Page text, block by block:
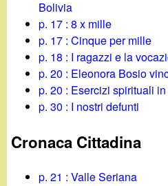
Bolivia
p. 17 : 8 x mille
p. 17 : Cinque per mille
p. 18 : I ragazzi e la
p. 20 : Eleonora Bosio
p. 20 : Esercizi spirituali
p. 30 : I nostri defunti
Cronaca Cittadina
p. 21 : Valle Seriana